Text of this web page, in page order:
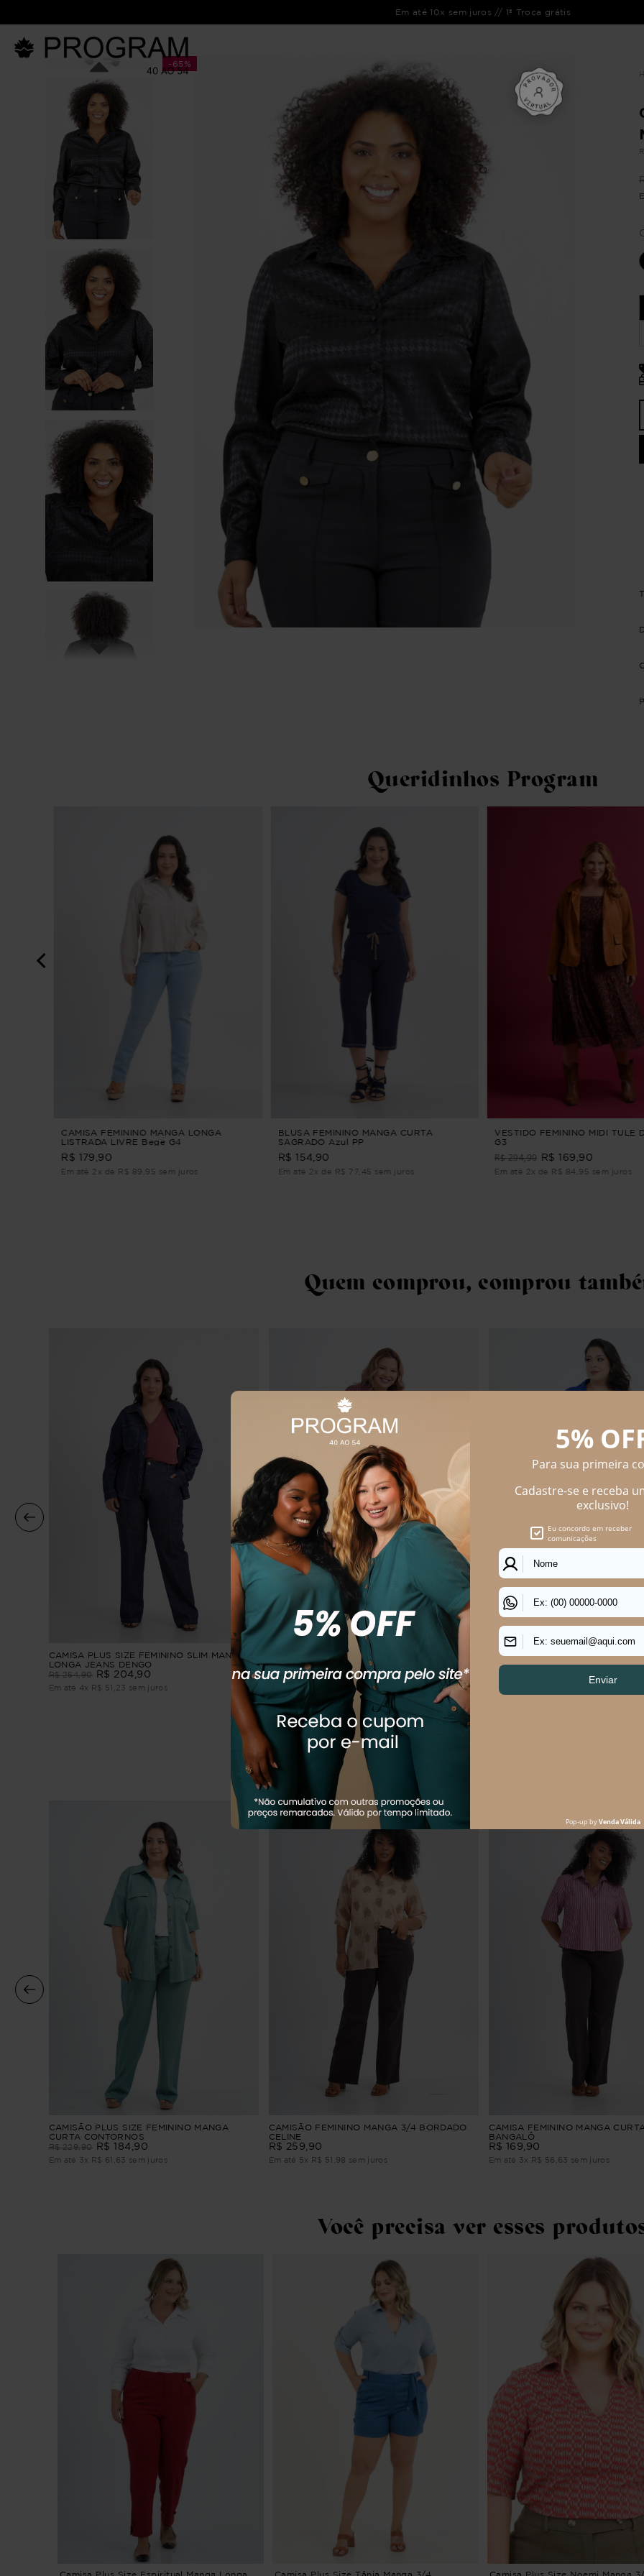
Em até 10x sem juros // 1ª Troca grátis
- 65%
Queridinhos Program
CAMISA FEMININO MANGA LONGA
LISTRADA LIVRE Bege G4
R$ 179,90
Em até 2x de R$ 89,95 sem juros
BLUSA FEMININO MANGA CURTA
SAGRADO Azul PP
R$ 154,90
Em até 2x de R$ 77,45 sem juros
VESTIDO FEMININO MIDI TULE
G3
R$ 294,90 R$ 169,90
Em até 2x de R$ 84,95 sem juros
Quem comprou, comprou
CAMISA PLUS SIZE FEMININO SLIM MANGA
LONGA JEANS DENGO
R$ 254,90 R$ 204 90
Em até 4x R$ 51 23 sem juros
CAMISA FEMININO MANGA LONGA XADREZ
FOGUEIRA
R$ 229,90 R$ 184,90
Em até3x sem juros
Camisa Plus Size Feminino
Cordel
Os mais vendidos
CAMISÃO PLUS SIZE FEMININO MANGA
CURTA CONTORNOS
R$ 229,90 R$ 184 90
Em até 3x R$ 61 63 sem juros
CAMISÃO FEMININO MANGA 3/4 BORDADO
CELINE
R$ 259 90
Em até 5x R$ 51 98 sem juros
CAMISA FEMININO MANGA
BANGALÔ
R$ 169 90
Em até 3x R$ 56 63 sem juros
Você precisa ver esses
Camisa Plus Size Espiritual Manga Longa Camisa Plus Size Tânia Manga 3/4 Camisa Plus Size Noemi Manga